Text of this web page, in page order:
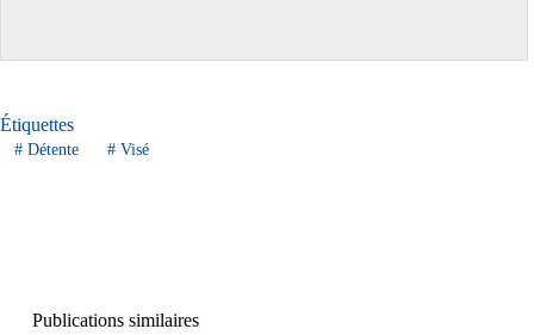
Étiquettes
#Détente #Visé
Publications similaires